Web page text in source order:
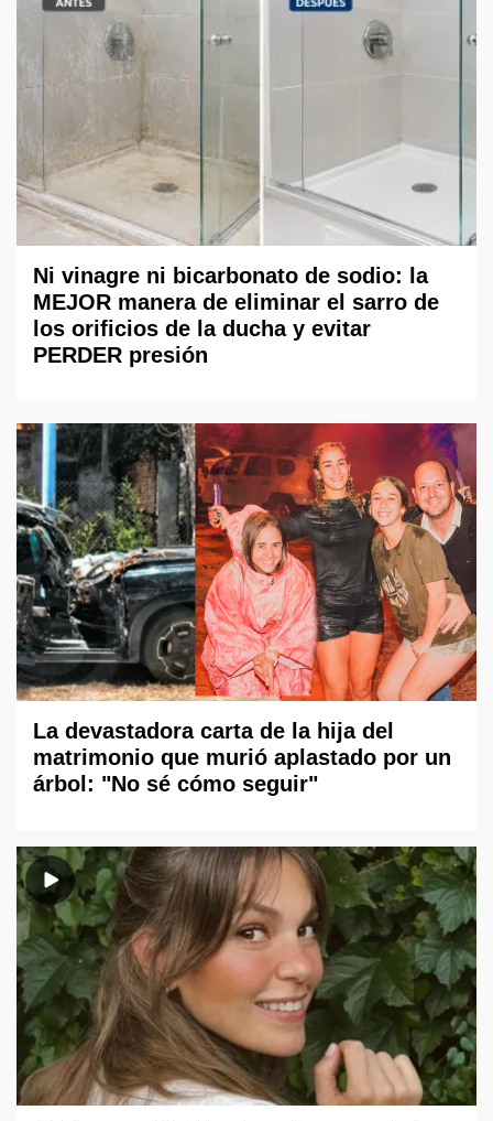
Ni vinagre ni bicarbonato de sodio: la
MEJOR manera de eliminar el sarro de
los orificios de la ducha y evitar
PERDER presión
La devastadora carta de la hija del
matrimonio que murió aplastado por un
árbol: "No sé cómo seguir"